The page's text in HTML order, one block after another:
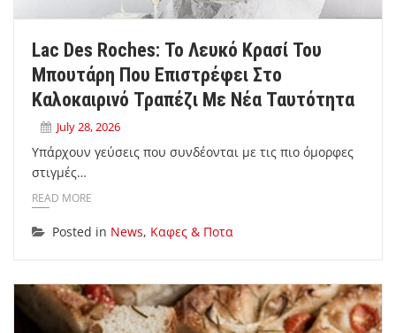
Lac Des Roches: Το Λευκό Κρασί Του
Μπουτάρη Που Επιστρέφει Στο
Καλοκαιρινό Τραπέζι Με Νέα Ταυτότητα
July 28, 2026
Υπάρχουν γεύσεις που συνδέονται με τις πιο όμορφες
στιγμές…
READ MORE
Posted in News, Καφες & Ποτα